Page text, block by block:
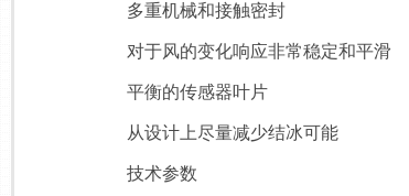
多重机械和接触密封
对于风的变化响应非常稳定和平滑
平衡的传感器叶片
从设计上尽量减少结冰可能
技术参数